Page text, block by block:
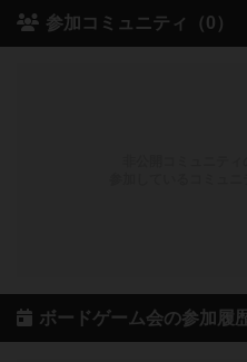
参加コミュニティ（0）
ボードゲーム会の参加履